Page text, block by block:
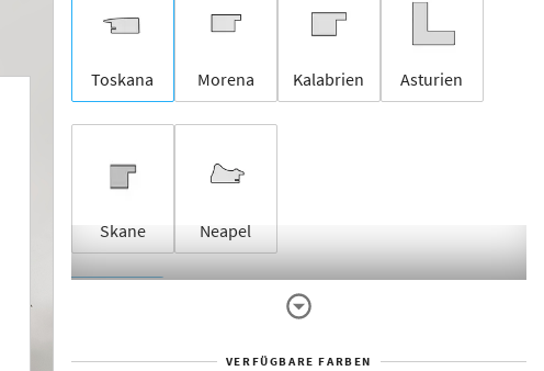
Toskana Morena Kalabrien Asturien
Skane Neapel
VERFÜGBARE FARBEN